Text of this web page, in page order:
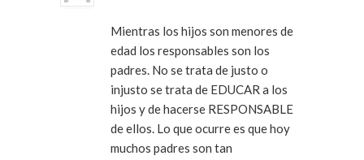
Mientras los hijos son menores de
edad los responsables son los
padres. No se trata de justo o
injusto se trata de EDUCAR a los
hijos y de hacerse RESPONSABLE
de ellos. Lo que ocurre es que hoy
muchos padres son tan